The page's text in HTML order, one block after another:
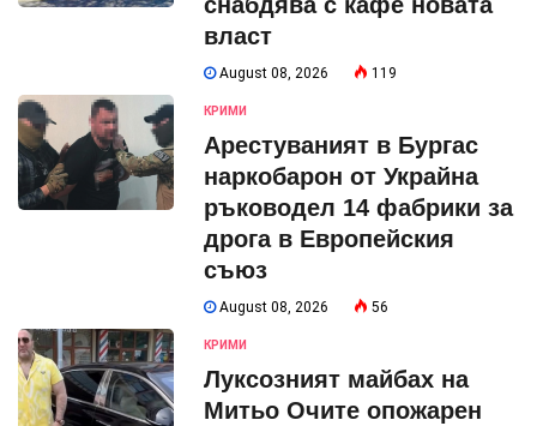
власт
August 08, 2026 119
КРИМИ
Арестуваният в Бургас
наркобарон от Украйна
ръководел 14 фабрики за
дрога в Европейския
съюз
August 08, 2026 56
КРИМИ
Луксозният майбах на
Митьо Очите опожарен